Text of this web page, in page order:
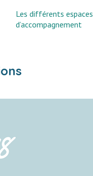
Les différents espaces
d’accompagnement